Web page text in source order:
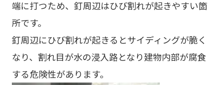
端に打つため、釘周辺はひび割れが起きやすい箇
所です。
釘周辺にひび割れが起きるとサイディングが脆く
なり、割れ目が水の浸入路となり建物内部が腐食
する危険性があります。